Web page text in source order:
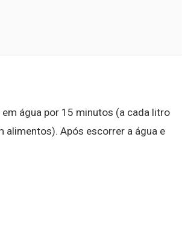
água por 15 minutos (a cada litro
alimentos). Após escorrer a água e